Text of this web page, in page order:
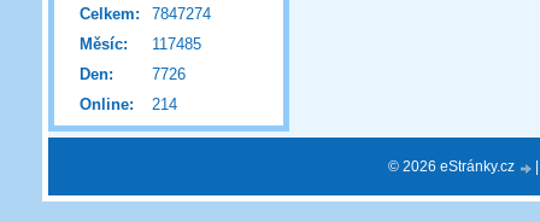
Online: 214
Celkem:
7847274
Měsíc:
117485
Den:
7726
© 2026 eStránky.cz